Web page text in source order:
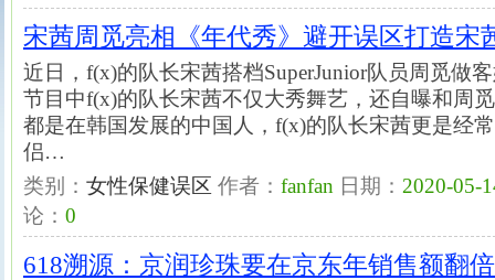
宋茜周觅亮相《年代秀》避开误区打造宋
近日，f(x)的队长宋茜搭档SuperJunior队员周觅做
节目中f(x)的队长宋茜不仅大秀舞艺，还自曝和周
都是在韩国发展的中国人，f(x)的队长宋茜更是经
侣…
类别： 女性保健误区 作者： fanfan 日期： 2020-05-
论： 0
618溯源：京润珍珠要在京东年销售额翻